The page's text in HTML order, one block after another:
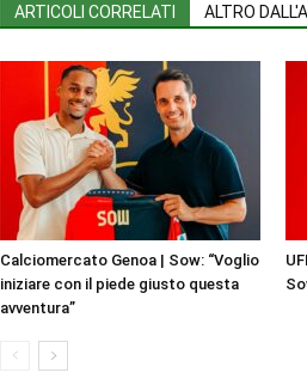
ARTICOLI CORRELATI ALTRO
Calciomercato Genoa | Sow: “Voglio
iniziare con il piede giusto questa
avventura”